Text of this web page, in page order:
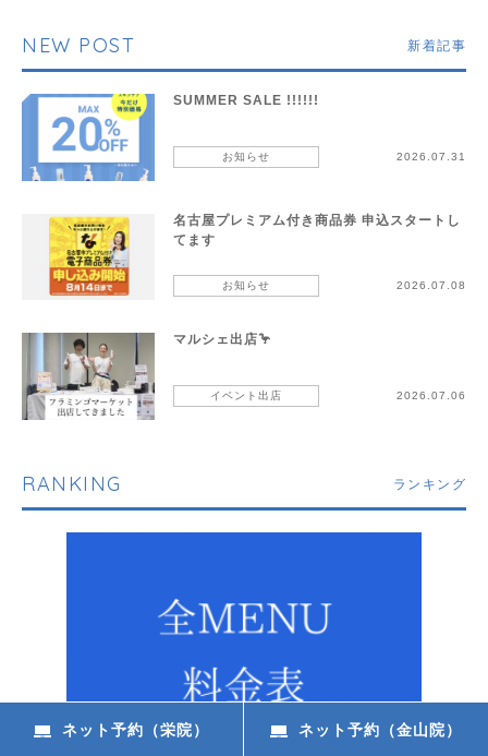
NEW POST 新着記事
SUMMER SALE !!!!!!
お知らせ 2026.07.31
名古屋プレミアム付き商品券 申込スタートし
てます
お知らせ 2026.07.08
マルシェ出店🦩
イベント出店 2026.07.06
RANKING ランキング
ネット予約（栄院） ネット予約（金山院）